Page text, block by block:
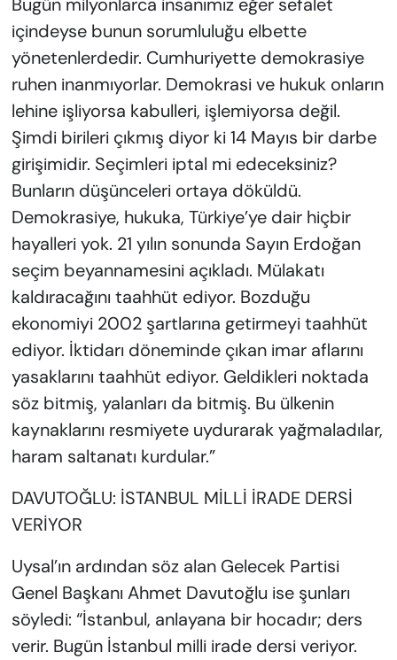
Bugün milyonlarca insanımız eğer sefalet
içindeyse bunun sorumluluğu elbette
yönetenlerdedir. Cumhuriyette demokrasiye
ruhen inanmıyorlar. Demokrasi ve hukuk onların
lehine işliyorsa kabulleri, işlemiyorsa değil.
Şimdi birileri çıkmış diyor ki 14 Mayıs bir darbe
girişimidir. Seçimleri iptal mi edeceksiniz?
Bunların düşünceleri ortaya döküldü.
Demokrasiye, hukuka, Türkiye’ye dair hiçbir
hayalleri yok. 21 yılın sonunda Sayın Erdoğan
seçim beyannamesini açıkladı. Mülakatı
kaldıracağını taahhüt ediyor. Bozduğu
ekonomiyi 2002 şartlarına getirmeyi taahhüt
ediyor. İktidarı döneminde çıkan imar aflarını
yasaklarını taahhüt ediyor. Geldikleri noktada
söz bitmiş, yalanları da bitmiş. Bu ülkenin
kaynaklarını resmiyete uydurarak yağmaladılar,
haram saltanatı kurdular.”
DAVUTOĞLU: İSTANBUL MİLLİ İRADE DERSİ
VERİYOR
Uysal’ın ardından söz alan Gelecek Partisi
Genel Başkanı Ahmet Davutoğlu ise şunları
söyledi: “İstanbul, anlayana bir hocadır; ders
verir. Bugün İstanbul milli irade dersi veriyor.